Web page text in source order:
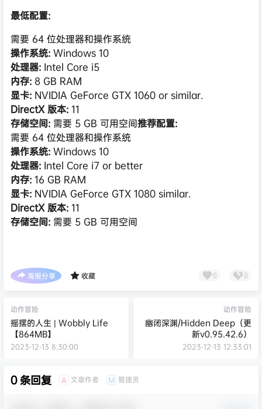
最低配置:
需要 64 位处理器和操作系统
操作系统: Windows 10
处理器: Intel Core i5
内存: 8 GB RAM
显卡: NVIDIA GeForce GTX 1060 or similar.
DirectX 版本: 11
存储空间: 需要 5 GB 可用空间推荐配置:
需要 64 位处理器和操作系统
操作系统: Windows 10
处理器: Intel Core i7 or better
内存: 16 GB RAM
显卡: NVIDIA GeForce GTX 1080 similar.
DirectX 版本: 11
存储空间: 需要 5 GB 可用空间
海报分享 收藏 0 0
动作冒险
摇摆的人生 | Wobbly Life
【864MB】
2023-12-13 8:30:00
动作冒险
幽闭深渊/Hidden Deep（更
新v0.95.42.6）
2023-12-13 12:33:01
0 条回复 A 文章作者 M 管理员